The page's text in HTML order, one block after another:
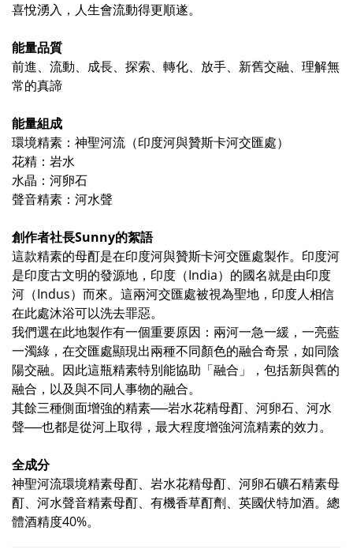
喜悅湧入，人生會流動得更順遂。
能量品質
前進、流動、成長、探索、轉化、放手、新舊交融、理解無
常的真諦
能量組成
環境精素：神聖河流（印度河與贊斯卡河交匯處）
花精：岩水
水晶：河卵石
聲音精素：河水聲
創作者社長Sunny的絮語
這款精素的母酊是在印度河與贊斯卡河交匯處製作。印度河
是印度古文明的發源地，印度（India）的國名就是由印度
河（Indus）而來。這兩河交匯處被視為聖地，印度人相信
在此處沐浴可以洗去罪惡。
我們選在此地製作有一個重要原因：兩河一急一緩，一亮藍
一濁綠，在交匯處顯現出兩種不同顏色的融合奇景，如同陰
陽交融。因此這瓶精素特別能協助「融合」，包括新與舊的
融合，以及與不同人事物的融合。
其餘三種側面增強的精素──岩水花精母酊、河卵石、河水
聲──也都是從河上取得，最大程度增強河流精素的效力。
全成分
神聖河流環境精素母酊、岩水花精母酊、河卵石礦石精素母
酊、河水聲音精素母酊、有機香草酊劑、英國伏特加酒。總
體酒精度40%。